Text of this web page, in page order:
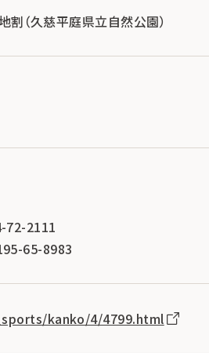
（久慈平庭県立自然公園）
72-2111
65-8983
kanko/4/4799.html